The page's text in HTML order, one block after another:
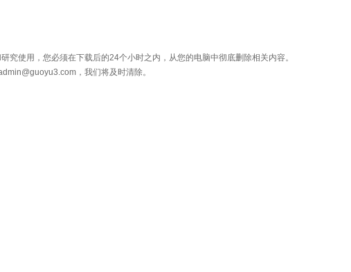
究使用，您必须在下载后的24个小时之内，从您的电脑中彻底删除相关内容。
，我们将及时清除。